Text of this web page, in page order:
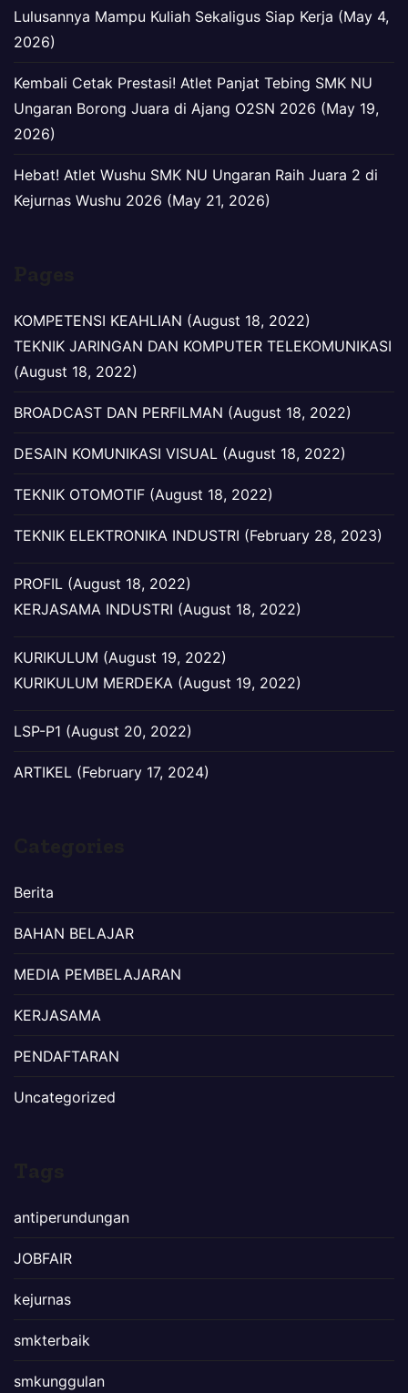
Lulusannya Mampu Kuliah Sekaligus Siap Kerja (May 4,
2026)
Kembali Cetak Prestasi! Atlet Panjat Tebing SMK NU
Ungaran Borong Juara di Ajang O2SN 2026 (May 19,
2026)
Hebat! Atlet Wushu SMK NU Ungaran Raih Juara 2 di
Kejurnas Wushu 2026 (May 21, 2026)
KOMPETENSI KEAHLIAN (August 18, 2022)
TEKNIK JARINGAN DAN KOMPUTER TELEKOMUNIKASI
(August 18, 2022)
BROADCAST DAN PERFILMAN (August 18, 2022)
DESAIN KOMUNIKASI VISUAL (August 18, 2022)
TEKNIK OTOMOTIF (August 18, 2022)
TEKNIK ELEKTRONIKA INDUSTRI (February 28, 2023)
PROFIL (August 18, 2022)
KERJASAMA INDUSTRI (August 18, 2022)
KURIKULUM (August 19, 2022)
KURIKULUM MERDEKA (August 19, 2022)
LSP-P1 (August 20, 2022)
ARTIKEL (February 17, 2024)
Berita
BAHAN BELAJAR
MEDIA PEMBELAJARAN
KERJASAMA
PENDAFTARAN
Uncategorized
antiperundungan
JOBFAIR
kejurnas
smkterbaik
smkunggulan